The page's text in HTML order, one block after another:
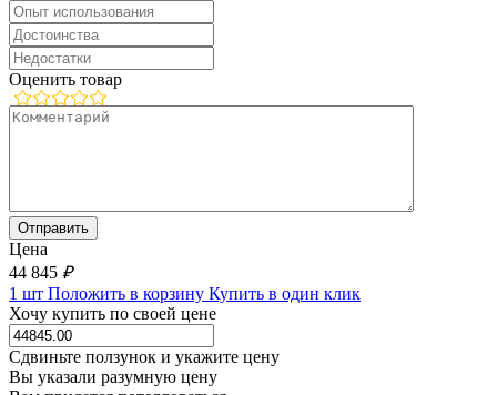
Оценить товар
Цена
44 845 ₽
1 шт Положить в корзину Купить в один клик
Хочу купить по своей цене
Сдвиньте ползунок и укажите цену
Вы указали разумную цену